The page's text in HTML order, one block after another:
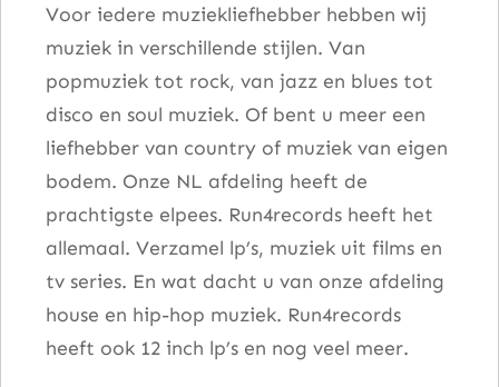
Voor iedere muziekliefhebber hebben wij
muziek in verschillende stijlen. Van
popmuziek tot rock, van jazz en blues tot
disco en soul muziek. Of bent u meer een
liefhebber van country of muziek van eigen
bodem. Onze NL afdeling heeft de
prachtigste elpees. Run4records heeft het
allemaal. Verzamel lp’s, muziek uit films en
tv series. En wat dacht u van onze afdeling
house en hip-hop muziek. Run4records
heeft ook 12 inch lp’s en nog veel meer.